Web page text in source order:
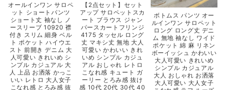
オールインワン サロペ
ット ショートパンツ
ショート丈 袖なし ノ
ースリーブ 10920 襟
付き スリム 細身 ベル
ト ポケット ハイウエ
スト 前開き デニム 大
人可愛い きれいめ シ
ンプル カジュアル 大
人 上品 お洒落 かっこ
いい レトロ 大人女子
こなれ感 とろみ感 抜
【2点セット】セット
アップ サロペットスカ
ート ブラウス ジャン
パースカートフリンジ
4175 タッセル ロング
丈 マキシ丈 無地 大人
可愛い かわいい きれ
いめ シンプル カジュ
アル おしゃれ レトロ
こなれ感 キュート ガ
ーリー とろみ感 抜け
感 10代 20代 30代 40
ボトムス パンツ オー
ルインワン サロペット
ロング ロング丈 デニ
ム 無地 袖なし ワイド
ポケット 綿 麻 リネン
ボーイッシュ かわいい
大人可愛い きれいめ
シンプル カジュアル
大人 おしゃれ お洒落
大人可愛い 大人女子